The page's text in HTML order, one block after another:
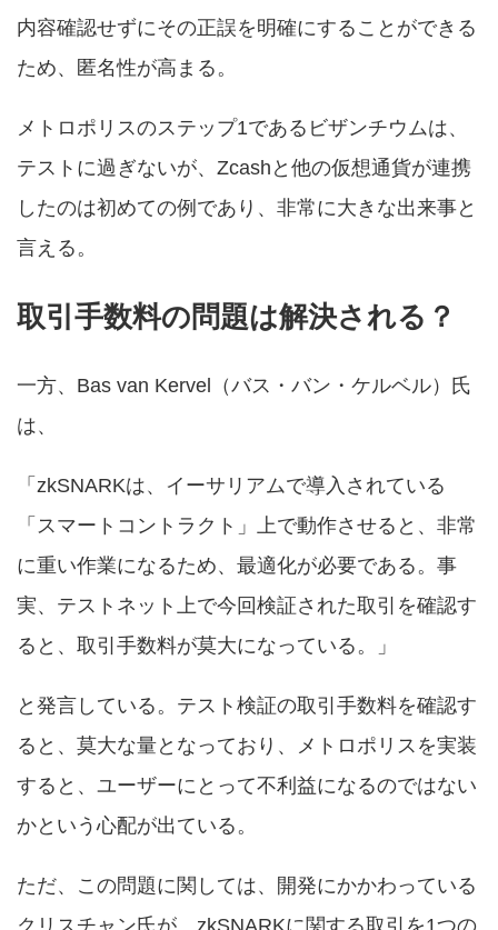
内容確認せずにその正誤を明確にすることができる
ため、匿名性が高まる。
メトロポリスのステップ1であるビザンチウムは、
テストに過ぎないが、Zcashと他の仮想通貨が連携
したのは初めての例であり、非常に大きな出来事と
言える。
取引手数料の問題は解決される？
一方、Bas van Kervel（バス・バン・ケルベル）氏
は、
「zkSNARKは、イーサリアムで導入されている
「スマートコントラクト」上で動作させると、非常
に重い作業になるため、最適化が必要である。事
実、テストネット上で今回検証された取引を確認す
ると、取引手数料が莫大になっている。」
と発言している。テスト検証の取引手数料を確認す
ると、莫大な量となっており、メトロポリスを実装
すると、ユーザーにとって不利益になるのではない
かという心配が出ている。
ただ、この問題に関しては、開発にかかわっている
クリスチャン氏が、zkSNARKに関する取引を1つの